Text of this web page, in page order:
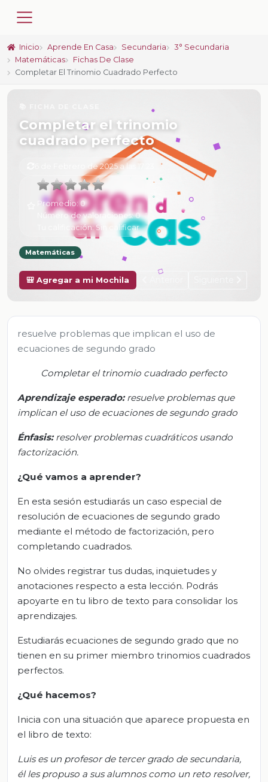
Inicio Aprende En Casa Secundaria
3° Secundaria
Matemáticas
Fichas De Clase
Completar El Trinomio Cuadrado Perfecto
Completar el trinomio
cuadrado perfecto
6 de Febrero de 2025 a las 17:23
Promedio: 0
Número de valoraciones:0
Tu calificación:Sin calificar
Matemáticas
🎒 Agregar a mi Mochila
resuelve problemas que implican el uso de
ecuaciones de segundo grado
Completar el trinomio cuadrado perfecto
Aprendizaje esperado: resuelve problemas que
implican el uso de ecuaciones de segundo grado
Énfasis: resolver problemas cuadráticos usando
factorización.
¿Qué vamos a aprender?
En esta sesión estudiarás un caso especial de
resolución de ecuaciones de segundo grado
mediante el método de factorización, pero
completando cuadrados.
No olvides registrar tus dudas, inquietudes y
anotaciones respecto a esta lección. Podrás
apoyarte en tu libro de texto para consolidar los
aprendizajes.
Estudiarás ecuaciones de segundo grado que no
tienen en su primer miembro trinomios cuadrados
perfectos.
¿Qué hacemos?
Inicia con una situación que aparece propuesta en
el libro de texto:
Luis es un profesor de tercer grado de secundaria,
él les propuso a sus alumnos como un reto resolver,